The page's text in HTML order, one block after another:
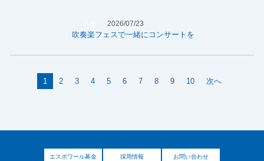
2026/07/23
吹奏楽フェスで一緒にコンサートを
1 2 3 4 5 6 7 8 9 10 次へ
エスポワール募金 採用情報 お問い合わせ